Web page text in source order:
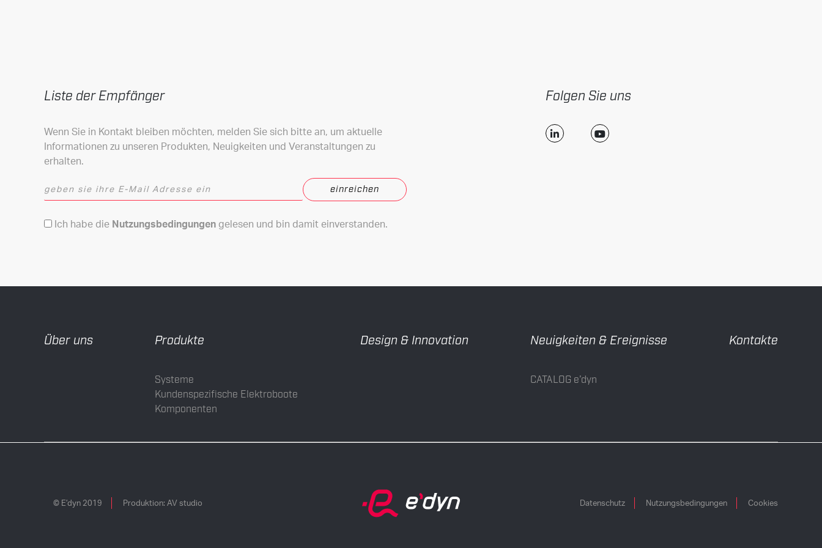
Liste der Empfänger
Wenn Sie in Kontakt bleiben möchten, melden Sie sich bitte an, um aktuelle
Informationen zu unseren Produkten, Neuigkeiten und Veranstaltungen zu
erhalten.
geben sie ihre E-Mail Adresse ein
Nutzungsbedingungen
Ich habe die Nutzungsbedingungen gelesen und bin damit einverstanden.
Folgen Sie uns
Über uns Produkte
Systeme
Kundenspezifische Elektroboote
Komponenten
Design & Innovation Neuigkeiten & Ereignisse
CATALOG e’dyn
Kontakte
© E’dyn 2019 Produktion: AV studio Datenschutz Nutzungsbedingungen Cookies